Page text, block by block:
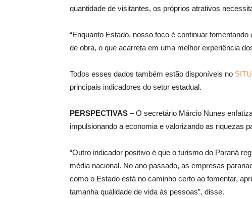
quantidade de visitantes, os próprios atrativos
“Enquanto Estado, nosso foco é continuar
de obra, o que acarreta em uma melhor experiência
Todos esses dados também estão disponíveis no
principais indicadores do setor estadual.
PERSPECTIVAS – O secretário Márcio Nunes
impulsionando a economia e valorizando as riquezas
“Outro indicador positivo é que o turismo do Paraná
média nacional. No ano passado, as empresas
como o Estado está no caminho certo ao fomentar,
tamanha qualidade de vida às pessoas”, disse.